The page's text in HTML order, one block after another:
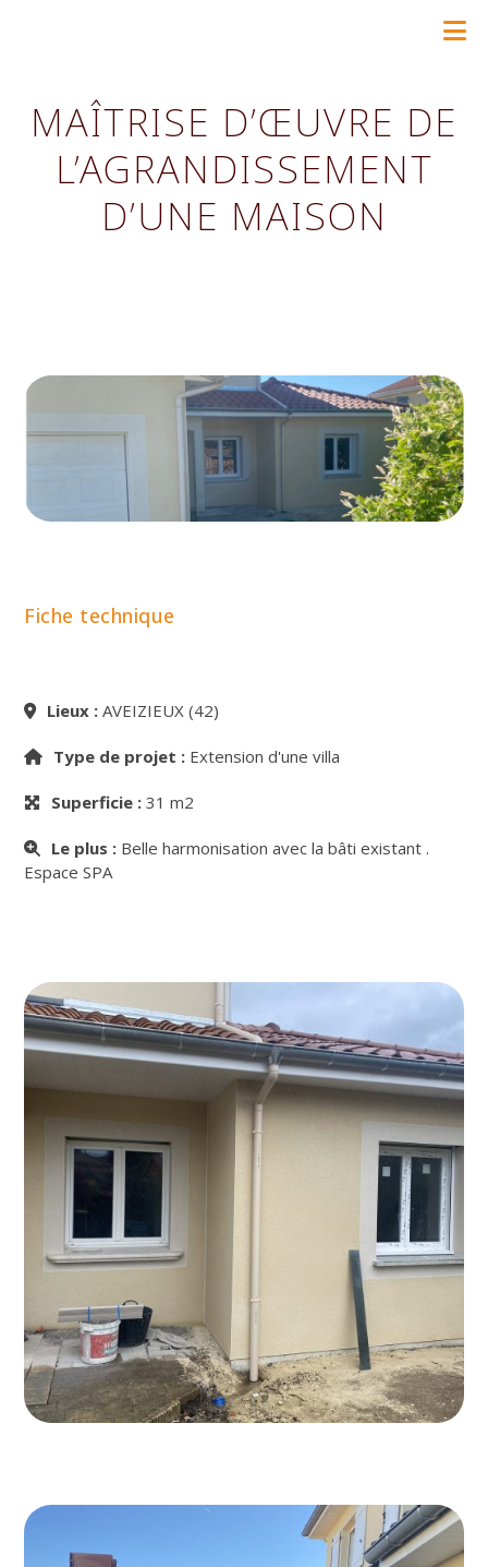
MAÎTRISE D’ŒUVRE DE
L’AGRANDISSEMENT
D’UNE MAISON
Fiche technique
Lieux : AVEIZIEUX (42)
Type de projet : Extension d'une villa
Superficie : 31 m2
Le plus : Belle harmonisation avec la bâti existant .
Espace SPA